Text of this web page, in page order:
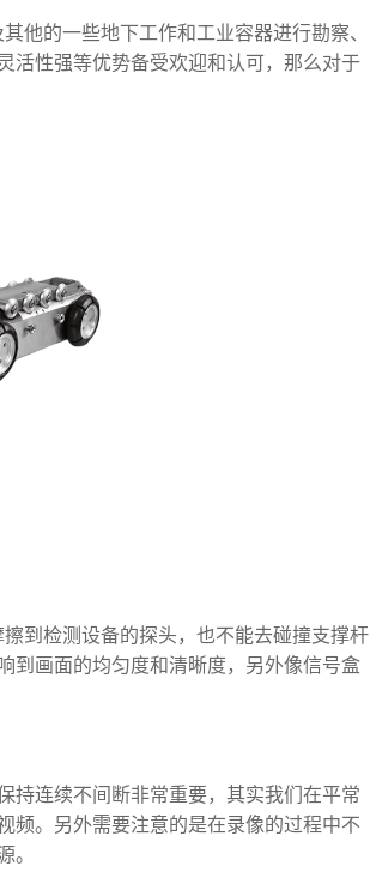
他的一些地下工作和工业容器进行勘察、
活性强等优势备受欢迎和认可，那么对于
到检测设备的探头，也不能去碰撞支撑杆
到画面的均匀度和清晰度，另外像信号盒
持连续不间断非常重要，其实我们在平常
频。另外需要注意的是在录像的过程中不
。